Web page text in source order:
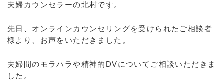
夫婦カウンセラーの北村です。
先日、オンラインカウンセリングを受けられたご相談者
様より、お声をいただきました。
夫婦間のモラハラや精神的DVについてご相談いただきま
した。